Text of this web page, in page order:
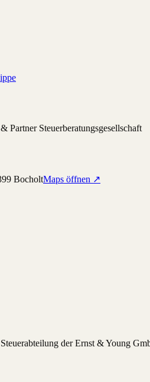
Partner Steuerberatungsgesellschaft
BocholtMaps öffnen ↗
der Ernst & Young